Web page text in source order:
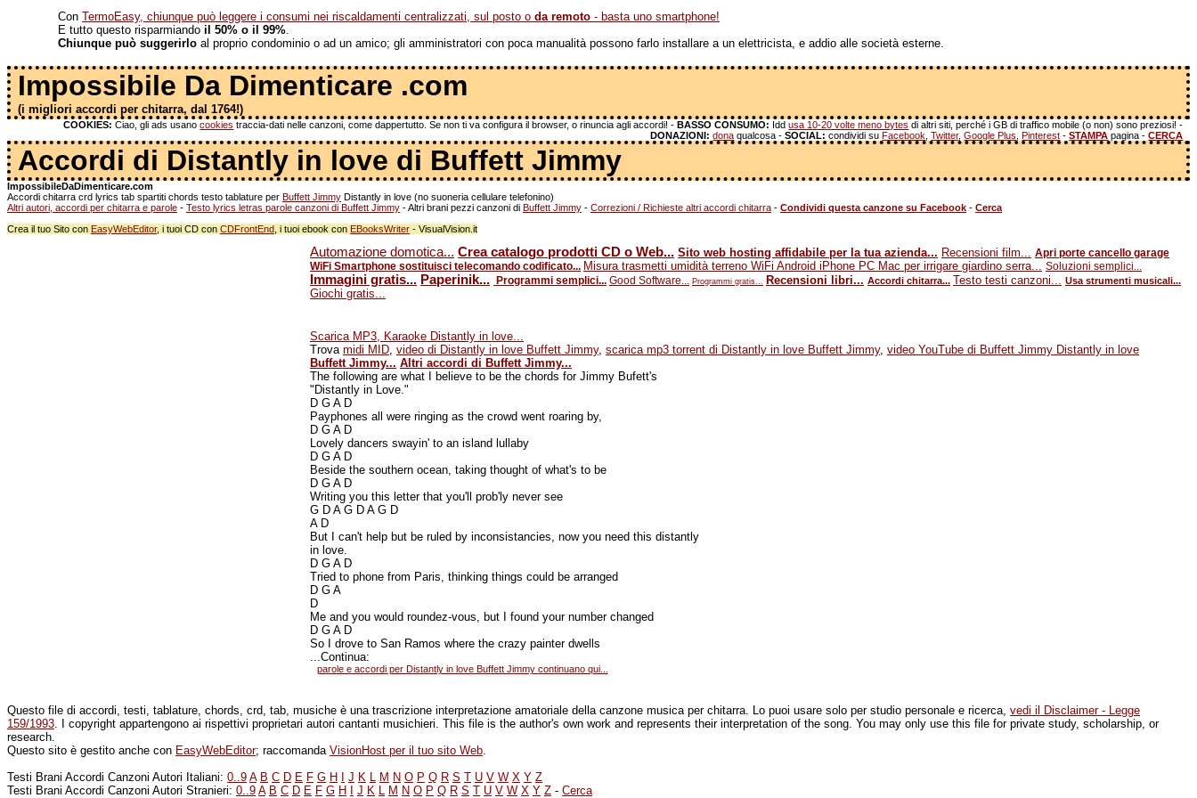
Con TermoEasy, chiunque può leggere i consumi nei riscaldamenti centralizzati, sul posto o da remoto - basta uno smartphone!
E tutto questo risparmiando il 50% o il 99%.
Chiunque può suggerirlo al proprio condominio o ad un amico; gli amministratori con poca manualità possono farlo installare a un elettricista, e addio alle società esterne.
Impossibile Da Dimenticare .com
(i migliori accordi per chitarra, dal 1764!)
COOKIES: Ciao, gli ads usanocookies traccia-dati nelle canzoni, come dappertutto. Se non ti va configura il browser, o rinuncia agli accordi! -BASSO CONSUMO: Iddusa 10-20 volte meno bytes di altri siti, perché i GB di traffico mobile (o non) sono preziosi! -
DONAZIONI: dona qualcosa -SOCIAL: condividi suFacebook ,Twitter,Google Plus ,Pinterest -STAMPA pagina -CERCA
Accordi di Distantly in love di Buffett Jimmy
ImpossibileDaDimenticare.com
Accordi chitarra crd lyrics tab spartiti chords testo tablature per Buffett Jimmy Distantly in love (no suoneria cellulare telefonino)
Altri autori, accordi per chitarra e parole - Testo lyrics letras parole canzoni di Buffett Jimmy - Altri brani pezzi canzoni di Buffett Jimmy - Correzioni / Richieste altri accordi chitarra - Condividi questa canzone su Facebook - Cerca
Crea il tuo Sito con EasyWebEditor, i tuoi CD con CDFrontEnd , i tuoi ebook con EBooksWriter - VisualVision.it
Automazione domotica... Crea catalogo prodotti CD o Web... Sito web hosting affidabile per la tua azienda... Recensioni film... Apri porte cancello garage
WiFi Smartphone sostituisci telecomando codificato... Misura trasmetti umidità terreno WiFi Android iPhone PC Mac per irrigare giardino serra... Soluzioni semplici...
Immagini gratis... Paperinik... Programmi semplici... Good Software... Programmi gratis... Recensioni libri... Accordi chitarra... Testo testi canzoni... Usa strumenti musicali...
Giochi gratis...
Scarica MP3, Karaoke Distantly in love...
Trova midi MID, video di Distantly in love Buffett Jimmy, scarica mp3 torrent di Distantly in love Buffett Jimmy, video YouTube di Buffett Jimmy Distantly in love
Buffett Jimmy... Altri accordi di Buffett Jimmy...
The following are what I believe to be the chords for Jimmy Bufett's
"Distantly in Love."
D G A D
Payphones all were ringing as the crowd went roaring by,
D G A D
Lovely dancers swayin' to an island lullaby
D G A D
Beside the southern ocean, taking thought of what's to be
D G A D
Writing you this letter that you'll prob'ly never see
G D A G D A G D
A D
But I can't help but be ruled by inconsistancies, now you need this distantly
in love.
D G A D
Tried to phone from Paris, thinking things could be arranged
D G A
D
Me and you would roundez-vous, but I found your number changed
D G A D
So I drove to San Ramos where the crazy painter dwells
...Continua:
parole e accordi per Distantly in love Buffett Jimmy continuano qui...
Questo file di accordi, testi, tablature, chords, crd, tab, musiche è una trascrizione interpretazione amatoriale della canzone musica per chitarra. Lo puoi usare solo per studio personale e ricerca, vedi il Disclaimer - Legge
159/1993. I copyright appartengono ai rispettivi proprietari autori cantanti musichieri. This file is the author's own work and represents their interpretation of the song. You may only use this file for private study, scholarship, or
research.
Questo sito è gestito anche con EasyWebEditor; raccomanda VisionHost per il tuo sito Web.
Testi Brani Accordi Canzoni Autori Italiani: 0..9 A B C D E F G H J K L M N O P Q R S T U V W X Y Z
Testi Brani Accordi Canzoni Autori Stranieri: 0..9 A B C D E F G H J K L M N O P Q R S T U V W X Y Z - Cerca